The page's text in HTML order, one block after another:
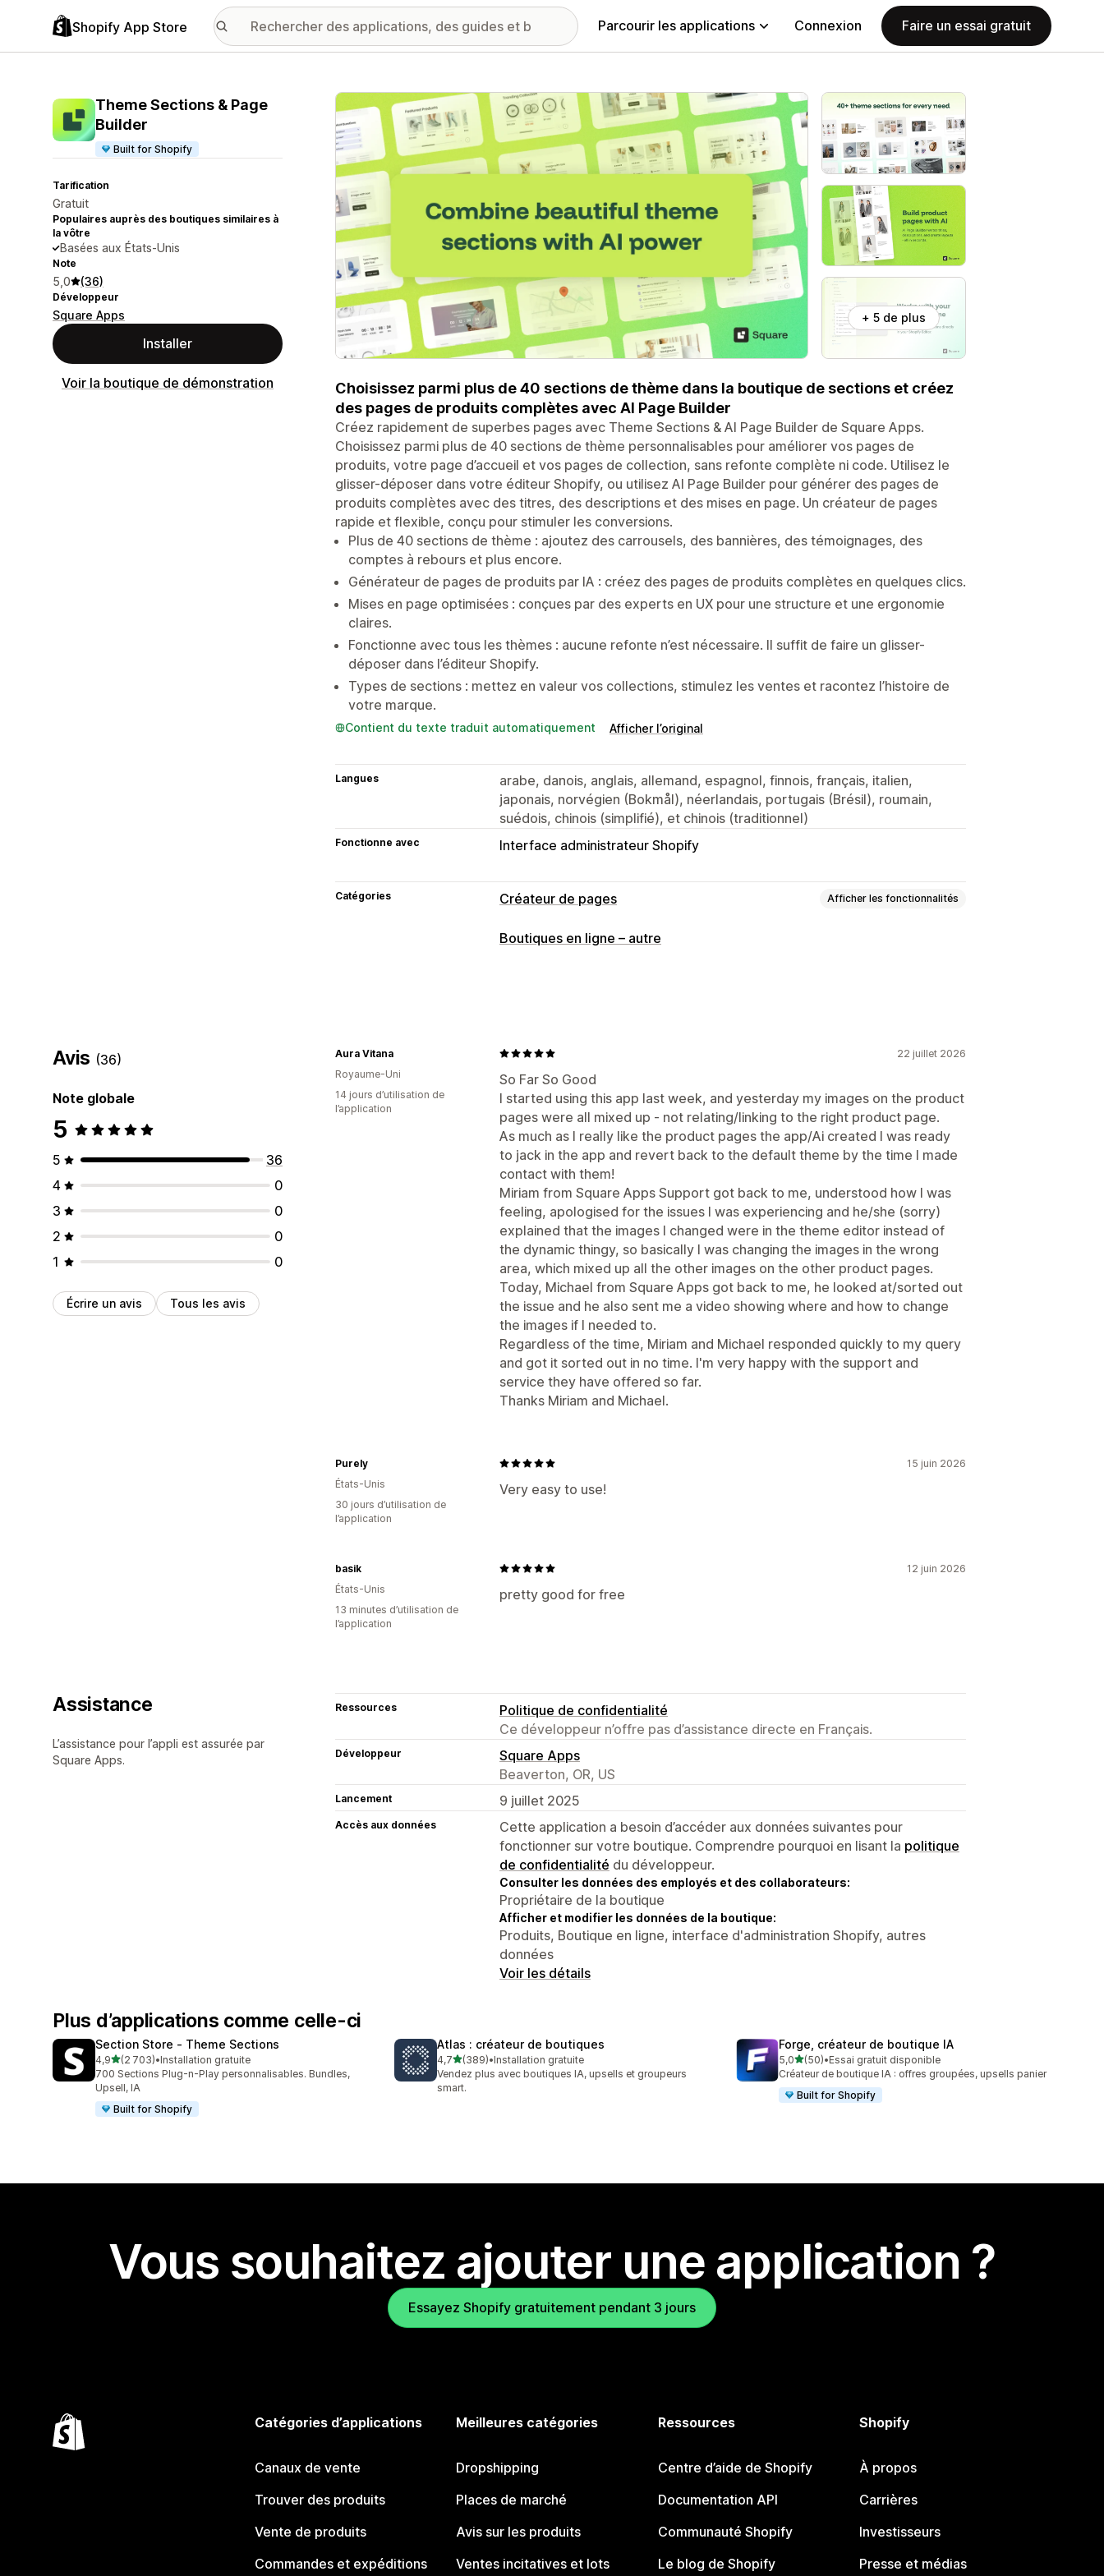
Shopify App Store Parcourir les applications Connexion Faire un essai gratuit
Theme Sections & Page
Builder
Built for Shopify
Tarification
Gratuit
Populaires auprès des boutiques similaires à
la vôtre
Basées aux États-Unis
Note
5,0 (36)
Développeur
Square Apps
Installer
Voir la boutique de démonstration
Galerie d’images vedette
+ 5 de plus
Choisissez parmi plus de 40 sections de thème dans la boutique de sections et créez
des pages de produits complètes avec AI Page Builder
Créez rapidement de superbes pages avec Theme Sections & AI Page Builder de Square Apps.
Choisissez parmi plus de 40 sections de thème personnalisables pour améliorer vos pages de
produits, votre page d’accueil et vos pages de collection, sans refonte complète ni code. Utilisez le
glisser-déposer dans votre éditeur Shopify, ou utilisez AI Page Builder pour générer des pages de
produits complètes avec des titres, des descriptions et des mises en page. Un créateur de pages
rapide et flexible, conçu pour stimuler les conversions.
Plus de 40 sections de thème : ajoutez des carrousels, des bannières, des témoignages, des
comptes à rebours et plus encore.
Générateur de pages de produits par IA : créez des pages de produits complètes en quelques clics.
Mises en page optimisées : conçues par des experts en UX pour une structure et une ergonomie
claires.
Fonctionne avec tous les thèmes : aucune refonte n’est nécessaire. Il suffit de faire un glisser-
déposer dans l’éditeur Shopify.
Types de sections : mettez en valeur vos collections, stimulez les ventes et racontez l’histoire de
votre marque.
Contient du texte traduit automatiquement Afficher l’original
Langues
arabe, danois, anglais, allemand, espagnol, finnois, français, italien,
japonais, norvégien (Bokmål), néerlandais, portugais (Brésil), roumain,
suédois, chinois (simplifié), et chinois (traditionnel)
Fonctionne avec Interface administrateur Shopify
Catégories Créateur de pages Afficher les fonctionnalités
Types de pages
Outil d’édition
Génération IA
Boutiques en ligne – autre
Avis (36)
Note globale
5
5
36
4
0
3
0
2
0
1
0
Écrire un avis Tous les avis
22 juillet 2026
So Far So Good
I started using this app last week, and yesterday my images on the product
pages were all mixed up - not relating/linking to the right product page.
As much as I really like the product pages the app/Ai created I was ready
to jack in the app and revert back to the default theme by the time I made
contact with them!
Miriam from Square Apps Support got back to me, understood how I was
feeling, apologised for the issues I was experiencing and he/she (sorry)
explained that the images I changed were in the theme editor instead of
the dynamic thingy, so basically I was changing the images in the wrong
area, which mixed up all the other images on the other product pages.
Today, Michael from Square Apps got back to me, he looked at/sorted out
the issue and he also sent me a video showing where and how to change
the images if I needed to.
Regardless of the time, Miriam and Michael responded quickly to my query
and got it sorted out in no time. I'm very happy with the support and
service they have offered so far.
Thanks Miriam and Michael.
Aura Vitana
Royaume-Uni
14 jours d’utilisation de
l’application
15 juin 2026
Very easy to use!
Purely
États-Unis
30 jours d’utilisation de
l’application
12 juin 2026
pretty good for free
basik
États-Unis
13 minutes d’utilisation de
l’application
Assistance
L’assistance pour l’appli est assurée par
Square Apps.
Ressources
Politique de confidentialité
Ce développeur n’offre pas d’assistance directe en Français.
Développeur
Square Apps
Beaverton, OR, US
Lancement 9 juillet 2025
Accès aux données
Cette application a besoin d’accéder aux données suivantes pour
fonctionner sur votre boutique. Comprendre pourquoi en lisant la politique
de confidentialité du développeur.
Consulter les données des employés et des collaborateurs:
Propriétaire de la boutique
Afficher et modifier les données de la boutique:
Produits, Boutique en ligne, interface d'administration Shopify, autres
données
Voir les détails
Plus d’applications comme celle-ci
Section Store ‑ Theme Sections
4,9étoile(s) sur 5
(2 703)
2703 avis au total
•Installation gratuite
700 Sections Plug-n-Play personnalisables. Bundles,
Upsell, IA
Built for Shopify
Atlas : créateur de boutiques
4,7étoile(s) sur 5
(389)
389 avis au total
•Installation gratuite
Vendez plus avec boutiques IA, upsells et groupeurs
smart.
Forge, créateur de boutique IA
5,0étoile(s) sur 5
(50)
50 avis au total
•Essai gratuit disponible
Créateur de boutique IA : offres groupées, upsells panier
Built for Shopify
Vous souhaitez ajouter une application ?
Essayez Shopify gratuitement pendant 3 jours
Catégories d’applications
Canaux de vente
Trouver des produits
Vente de produits
Commandes et expéditions
Meilleures catégories
Dropshipping
Places de marché
Avis sur les produits
Ventes incitatives et lots
Ressources
Centre d’aide de Shopify
Documentation API
Communauté Shopify
Le blog de Shopify
Shopify
À propos
Carrières
Investisseurs
Presse et médias